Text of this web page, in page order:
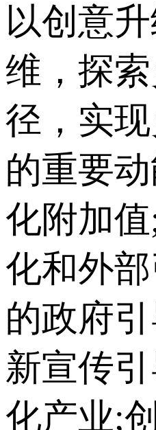
以创意
维，探
径，实
的重要
化附加
化和外
的政府
新宣传
化产业;